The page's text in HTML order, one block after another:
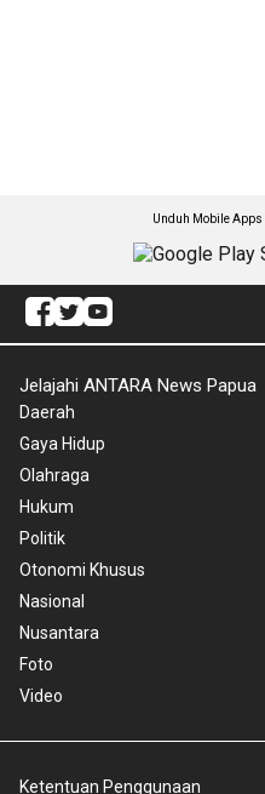
Unduh Mobile Apps
Jelajahi ANTARA News Papua
Daerah
Gaya Hidup
Olahraga
Hukum
Politik
Otonomi Khusus
Nasional
Nusantara
Foto
Video
Ketentuan Penggunaan